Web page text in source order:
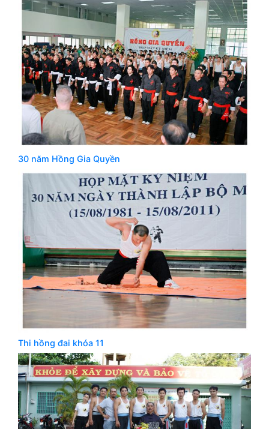
30 năm Hồng Gia Quyền
Thi hồng đai khóa 11